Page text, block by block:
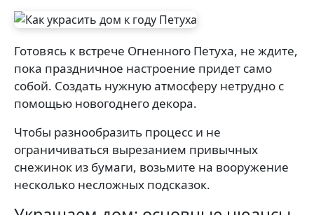
Готовясь к встрече Огненного Петуха, не ждите,
пока праздничное настроение придет само
собой. Создать нужную атмосферу нетрудно с
помощью новогоднего декора.
Чтобы разнообразить процесс и не
ограничиваться вырезанием привычных
снежинок из бумаги, возьмите на вооружение
несколько несложных подсказок.